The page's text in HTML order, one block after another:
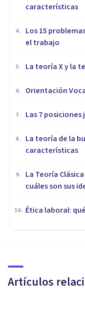
características
4.
​Los 15
el trabajo
5. La teoría X y la
6. Orientación
7. Las 7
8.
La teoría de la
características
9.
La Teoría
cuáles son sus
10. Ética laboral:
Artículos
​Psicología
con futuro